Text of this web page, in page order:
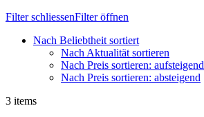
Filter schliessenFilter öffnen
Nach Beliebtheit sortiert
Nach Aktualität sortieren
Nach Preis sortieren: aufsteigend
Nach Preis sortieren: absteigend
3 items